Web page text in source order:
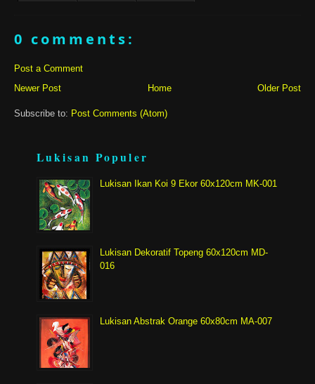
0 comments:
Post a Comment
Newer Post
Older Post
Home
Subscribe to: Post Comments (Atom)
Lukisan Populer
Lukisan Ikan Koi 9 Ekor 60x120cm MK-001
Lukisan Dekoratif Topeng 60x120cm MD-
016
Lukisan Abstrak Orange 60x80cm MA-007